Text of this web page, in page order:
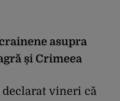
asupra
și Crimeea
vineri că